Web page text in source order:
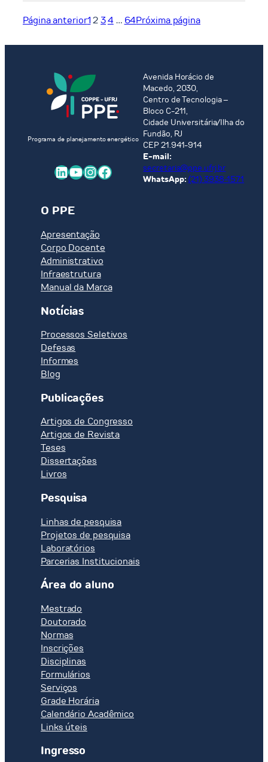
lens
COFFEE
rota
produção
eletrodiesel
para
o
transporte
com
uso
de
Página anterior1234 … 64Próxima página
Programa de planejamento energético
LinkedIn Youtube InstagramFacebook
Avenida Horácio de
Macedo, 2030,
Centro de Tecnologia –
Bloco C-211,
Cidade Universitária/Ilha do
Fundão, RJ
CEP 21.941-914
E-mail:
secretaria@ppe.ufrj.br
WhatsApp: (21) 3938-1571
O PPE
Apresentação
Corpo Docente
Administrativo
Infraestrutura
Manual da Marca
Notícias
Processos Seletivos
Defesas
Informes
Blog
Publicações
Artigos de Congresso
Artigos de Revista
Teses
Dissertações
Livros
Pesquisa
Linhas de pesquisa
Projetos de pesquisa
Laboratórios
Parcerias Institucionais
Área do aluno
Mestrado
Doutorado
Normas
Inscrições
Disciplinas
Formulários
Serviços
Grade Horária
Calendário Acadêmico
Links úteis
Ingresso